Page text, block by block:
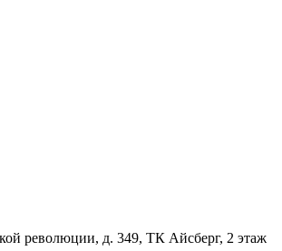
революции, д. 349, ТК Айсберг, 2 этаж